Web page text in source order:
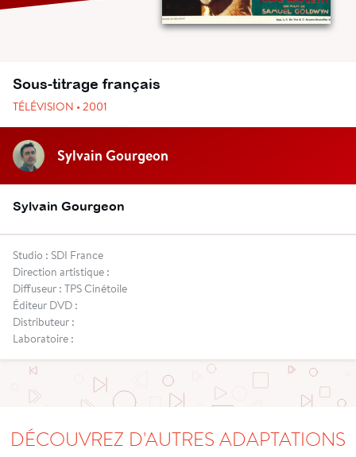
Sous-titrage français
TÉLÉVISION • 2001
Sylvain Gourgeon
Sylvain Gourgeon
Studio : SDI France
Direction artistique :
Diffuseur : TPS Cinétoile
Éditeur DVD :
Distributeur :
Laboratoire :
DÉCOUVREZ D'AUTRES ADAPTATIONS